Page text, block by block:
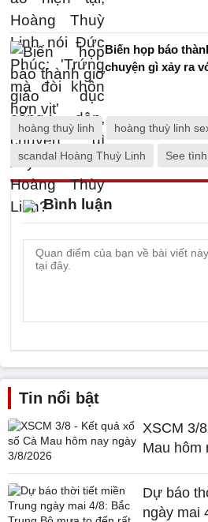
Biến họp báo
chuyện gì xảy ra
hoàng thuỳ linh hoàng thuỳ linh
scandal Hoàng Thuỳ Linh See tình
Bình luận
Tin nổi bật
XSCM 3/
Mau hôm
Dự báo
ngày mai